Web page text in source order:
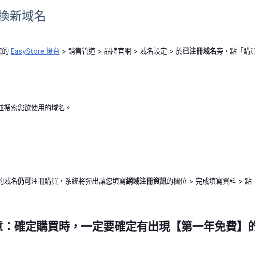
新域名
的 EasyStore 後台 > 銷售管道 > 品牌官網 > 域名設定 > 於已注冊域名旁，點「購
搜索您欲使用的域名。
域名仍可注冊購買，系統將彈出讓您填寫網域注冊資訊的欄位 > 完成填寫資料 > 點
：確定購買時，一定要確定有出現【第一年免費】